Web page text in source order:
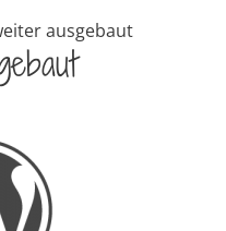
ausgebaut